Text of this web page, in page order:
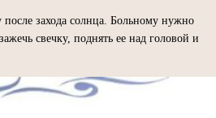
захода солнца. Больному нужно
свечку, поднять ее над головой и